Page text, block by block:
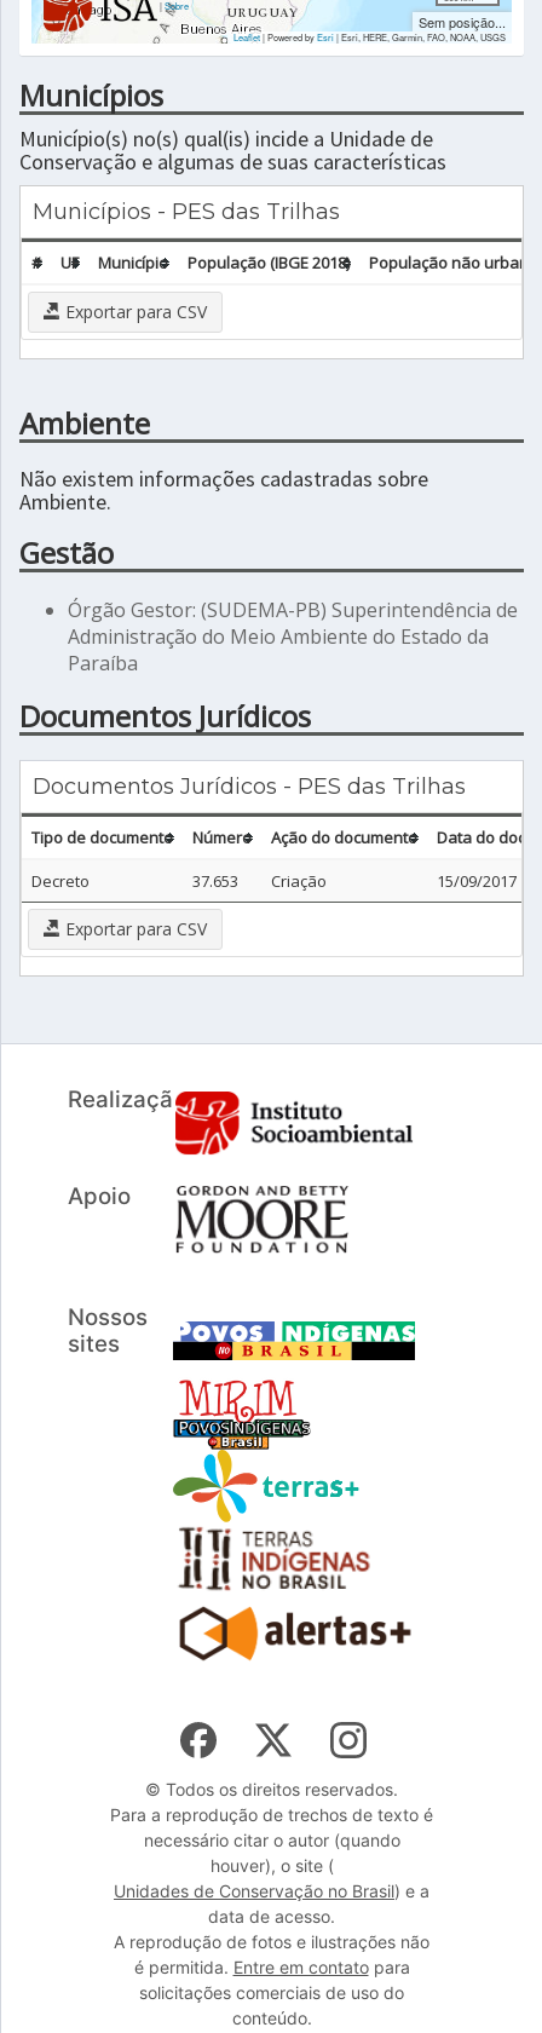
|Sobre
Sem posição...
Leaflet| Powered byEsri|Esri, HERE, Garmin, FAO, NOAA, USGS
Municípios
Município(s) no(s) qual(is) incide a Unidade de
Conservação e algumas de suas características
Municípios - PES das Trilhas
# UF Município População (IBGE 2018) População não urbana
Exportar para CSV
Ambiente
Não existem informações cadastradas sobre
Ambiente.
Gestão
Órgão Gestor: (SUDEMA-PB) Superintendência de
Administração do Meio Ambiente do Estado da
Paraíba
Documentos Jurídicos
Documentos Jurídicos - PES das Trilhas
Tipo de documento Número Ação do documento
Data do
Decreto
37.653 Criação 15/09/2017
Exportar para CSV